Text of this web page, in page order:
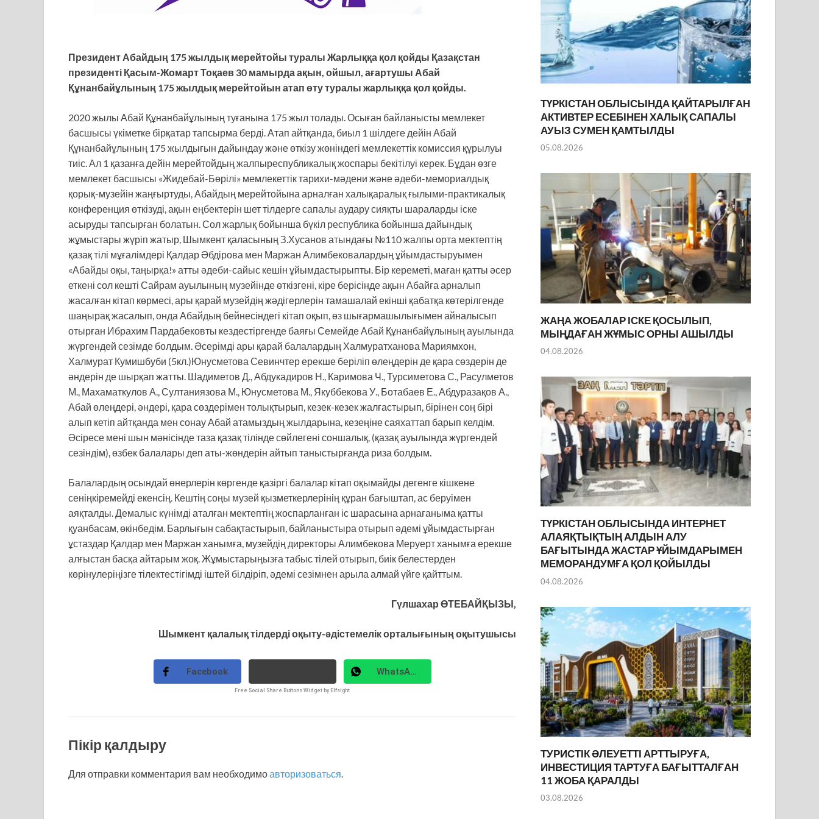
Президент Абайдың 175 жылдық мерейтойы туралы Жарлыққа қол қойды Қазақстан
президенті Қасым-Жомарт Тоқаев 30 мамырда ақын, ойшыл, ағартушы Абай
Құнанбайұлының 175 жылдық мерейтойын атап өту туралы жарлыққа қол қойды.
2020 жылы Абай Құнанбайұлының туғанына 175 жыл толады. Осыған байланысты мемлекет
басшысы үкіметке бірқатар тапсырма берді. Атап айтқанда, биыл 1 шілдеге дейін Абай
Құнанбайұлының 175 жылдығын дайындау және өткізу жөніндегі мемлекеттік комиссия құрылуы
тиіс. Ал 1 қазанға дейін мерейтойдың жалпыреспубликалық жоспары бекітілуі керек. Бұдан өзге
мемлекет басшысы «Жидебай-Бөрілі» мемлекеттік тарихи-мәдени және әдеби-мемориалдық
қорық-музейін жаңғыртуды, Абайдың мерейтойына арналған халықаралық ғылыми-практикалық
конференция өткізуді, ақын еңбектерін шет тілдерге сапалы аудару сияқты шараларды іске
асыруды тапсырған болатын. Сол жарлық бойынша бүкіл республика бойынша дайындық
жұмыстары жүріп жатыр, Шымкент қаласының З.Хусанов атындағы №110 жалпы орта мектептің
қазақ тілі мұғалімдері Қалдар Әбдірова мен Маржан Алимбековалардың ұйымдастыруымен
«Абайды оқы, таңырқа!» атты әдеби-сайыс кешін ұйымдастырыпты. Бір кереметі, маған қатты әсер
еткені сол кешті Сайрам ауылының музейінде өткізгені, кіре берісінде ақын Абайға арналып
жасалған кітап көрмесі, ары қарай музейдің жәдігерлерін тамашалай екінші қабатқа көтерілгенде
шаңырақ жасалып, онда Абайдың бейнесіндегі кітап оқып, өз шығармашылығымен айналысып
отырған Ибрахим Пардабековты кездестіргенде баяғы Семейде Абай Құнанбайұлының ауылында
жүргендей сезімде болдым. Әсерімді ары қарай балалардың Халмуратханова Мариямхон,
Халмурат Кумишбуби (5кл.)Юнусметова Севинчтер ерекше беріліп өлеңдерін де қара сөздерін де
әндерін де шырқап жатты. Шадиметов Д., Абдукадиров Н., Каримова Ч., Турсиметова С., Расулметов
М., Махаматкулов А., Султаниязова М., Юнусметова М., Якуббекова У., Ботабаев Е., Абдуразақов А.,
Абай өлеңдері, әндері, қара сөздерімен толықтырып, кезек-кезек жалғастырып, бірінен соң бірі
алып кетіп айтқанда мен сонау Абай атамыздың жылдарына, кезеңіне саяхаттап барып келдім.
Әсіресе мені шын мәнісінде таза қазақ тілінде сөйлегені соншалық, (қазақ ауылында жүргендей
сезіндім), өзбек балалары деп аты-жөндерін айтып таныстырғанда риза болдым.
Балалардың осындай өнерлерін көргенде қазіргі балалар кітап оқымайды дегенге кішкене
сеніңкіремейді екенсің. Кештің соңы музей қызметкерлерінің құран бағыштап, ас беруімен
аяқталды. Демалыс күнімді аталған мектептің жоспарланған іс шарасына арнағаныма қатты
қуанбасам, өкінбедім. Барлығын сабақтастырып, байланыстыра отырып әдемі ұйымдастырған
ұстаздар Қалдар мен Маржан ханымға, музейдің директоры Алимбекова Меруерт ханымға ерекше
алғыстан басқа айтарым жоқ. Жұмыстарыңызға табыс тілей отырып, биік белестерден
көрінулеріңізге тілектестігімді іштей білдіріп, әдемі сезімнен арыла алмай үйге қайттым.
Гүлшахар ӨТЕБАЙҚЫЗЫ,
Шымкент қалалық тілдерді оқыту-әдістемелік орталығының оқытушысы
Facebook WhatsApp
Free Social Share Buttons Widget by Elfsight
Пікір қалдыру
Для отправки комментария вам необходимоавторизоваться
ТҮРКІСТАН ОБЛЫСЫНДА ҚАЙТАРЫЛҒАН
АКТИВТЕР ЕСЕБІНЕН ХАЛЫҚ САПАЛЫ
АУЫЗ СУМЕН ҚАМТЫЛДЫ
05.08.2026
ЖАҢА ЖОБАЛАР ІСКЕ ҚОСЫЛЫП,
МЫҢДАҒАН ЖҰМЫС ОРНЫ АШЫЛДЫ
04.08.2026
ТҮРКІСТАН ОБЛЫСЫНДА ИНТЕРНЕТ
АЛАЯҚТЫҚТЫҢ АЛДЫН АЛУ
БАҒЫТЫНДА ЖАСТАР ҰЙЫМДАРЫМЕН
МЕМОРАНДУМҒА ҚОЛ ҚОЙЫЛДЫ
04.08.2026
ТУРИСТІК ӘЛЕУЕТТІ АРТТЫРУҒА,
ИНВЕСТИЦИЯ ТАРТУҒА БАҒЫТТАЛҒАН
11 ЖОБА ҚАРАЛДЫ
03.08.2026